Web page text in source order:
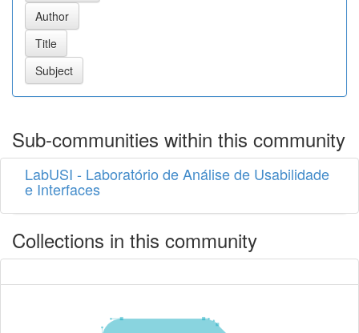
Sub-communities within this community
LabUSI - Laboratório de Análise de Usabilidade
e Interfaces
Collections in this community